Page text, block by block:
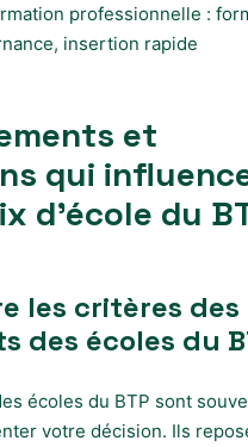
professionnelle :
insertion rapide
et
qui
d’école du
les critères des
des écoles du
écoles du BTP sont
votre décision. Ils